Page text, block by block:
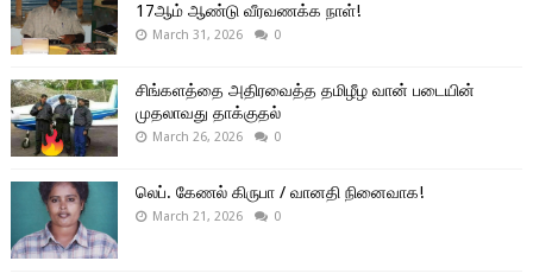
17ஆம் ஆண்டு வீரவணக்க நாள்!
March 31, 2026 0
சிங்களத்தை அதிரவைத்த தமிழீழ வான் படையின்
முதலாவது தாக்குதல்
March 26, 2026 0
லெப். கேணல் கிருபா / வானதி நினைவாக!
March 21, 2026 0